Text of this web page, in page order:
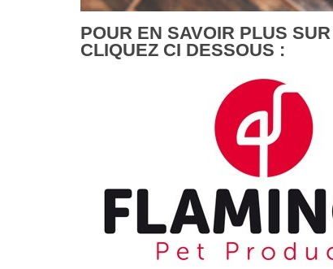
POUR EN SAVOIR PLUS
CLIQUEZ CI DESSOUS :